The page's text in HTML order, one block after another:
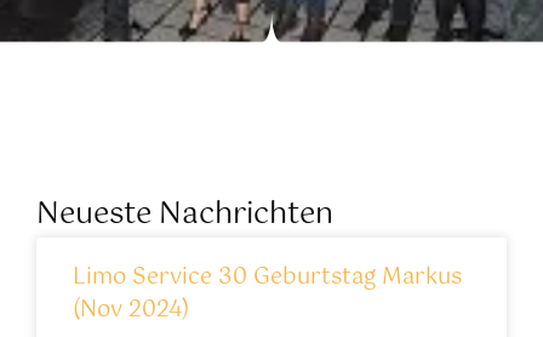
Neueste Nachrichten
Limo Service 30 Geburtstag Markus
(Nov 2024)